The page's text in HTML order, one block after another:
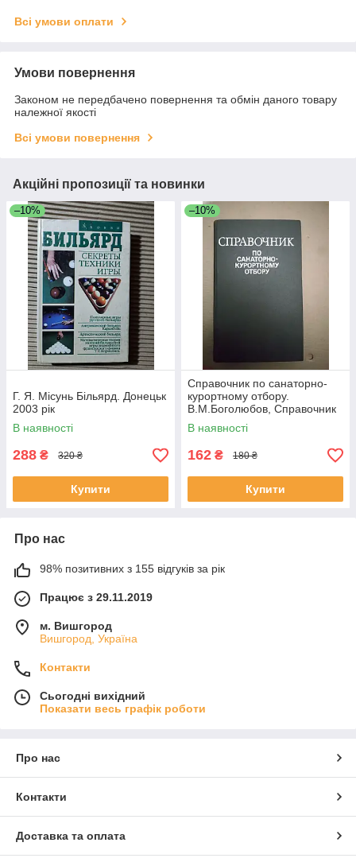
Всі умови оплати
Умови повернення
Законом не передбачено повернення та обмін даного товару
належної якості
Всі умови повернення
Акційні пропозиції та новинки
–10%
Г. Я. Місунь Більярд. Донецьк
2003 рік
В наявності
288 ₴ 320 ₴
Купити
–10%
Справочник по санаторно-
курортному отбору.
В.М.Боголюбов, Справочник
по санаторно-курортному
отбору.
В наявності
162 ₴ 180 ₴
Купити
Про нас
98% позитивних з 155 відгуків за рік
Працює з 29.11.2019
м. Вишгород
Вишгород, Україна
Контакти
Сьогодні вихідний
Показати весь графік роботи
Про нас
Контакти
Доставка та оплата